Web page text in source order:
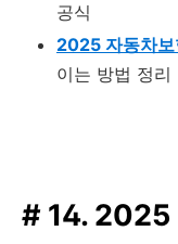
공식
2025 자동차보
이는 방법 정리
# 14. 2025